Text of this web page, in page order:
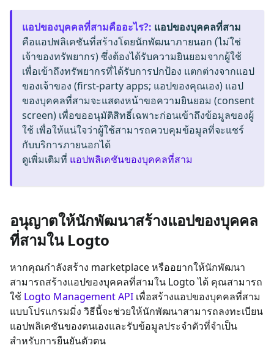
แอปของบุคคลที่สามคืออะไร?: แอปของบุคคลที่สาม
คือแอปพลิเคชันที่สร้างโดยนักพัฒนาภายนอก (ไม่ใช่
เจ้าของทรัพยากร) ซึ่งต้องได้รับความยินยอมจากผู้ใช้
เพื่อเข้าถึงทรัพยากรที่ได้รับการปกป้อง แตกต่างจากแอป
ของเจ้าของ (first-party apps; แอปของคุณเอง) แอป
ของบุคคลที่สามจะแสดงหน้าขอความยินยอม (consent
screen) เพื่อขออนุมัติสิทธิ์เฉพาะก่อนเข้าถึงข้อมูลของผู้
ใช้ เพื่อให้แน่ใจว่าผู้ใช้สามารถควบคุมข้อมูลที่จะแชร์
กับบริการภายนอกได้
ดูเพิ่มเติมที่ แอปพลิเคชันของบุคคลที่สาม
อนุญาตให้นักพัฒนาสร้างแอปของบุคคล
ที่สามใน Logto
หากคุณกำลังสร้าง marketplace หรืออยากให้นักพัฒนา
สามารถสร้างแอปของบุคคลที่สามใน Logto ได้ คุณสามารถ
ใช้ Logto Management API เพื่อสร้างแอปของบุคคลที่สาม
แบบโปรแกรมมิ่ง วิธีนี้จะช่วยให้นักพัฒนาสามารถลงทะเบียน
แอปพลิเคชันของตนเองและรับข้อมูลประจำตัวที่จำเป็น
สำหรับการยืนยันตัวตน